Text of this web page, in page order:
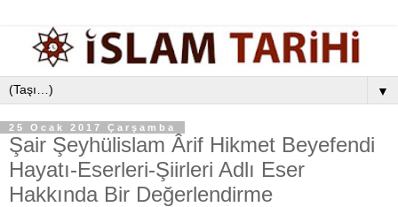
▼
25 Ocak 2017 Çarşamba
Şair Şeyhülislam Ârif Hikmet Beyefendi
Hayatı-Eserleri-Şiirleri Adlı Eser
Hakkında Bir Değerlendirme